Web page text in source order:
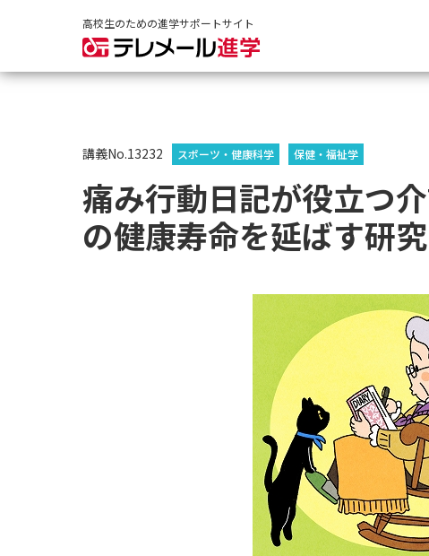
高校生のための進学サポートサイト
講義No.13232 スポーツ・健康科学 保健・福祉学
痛み行動日記が役立つ
の健康寿命を延ばす研究